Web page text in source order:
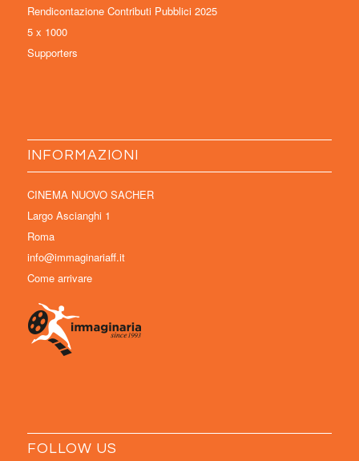
Rendicontazione Contributi Pubblici 2025
5 x 1000
Supporters
INFORMAZIONI
CINEMA NUOVO SACHER
Largo Ascianghi 1
Roma
info@immaginariaff.it
Come arrivare
FOLLOW US